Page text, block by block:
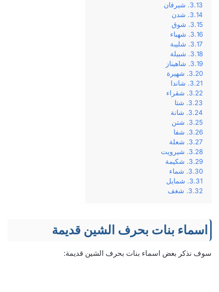
شيرفان
شدن
شوق
شهباء
شليبة
شبيلة
شاهيناز
شهيرة
شاندا
شقراء
شتا
شانة
شتن
شفا
شعلة
شيرويت
شكيمة
شماء
شمايل
شغف
اسماء بنات بحرف الشين قديمة
سوف نذكر بعض اسماء بنات بحرف الشين قديمة: